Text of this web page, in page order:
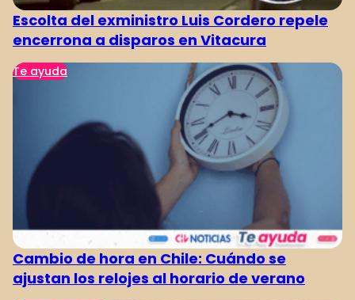
Escolta del exministro Luis Cordero repele
encerrona a disparos en Vitacura
Te ayuda
Cambio de hora en Chile: Cuándo se
ajustan los relojes al horario de verano